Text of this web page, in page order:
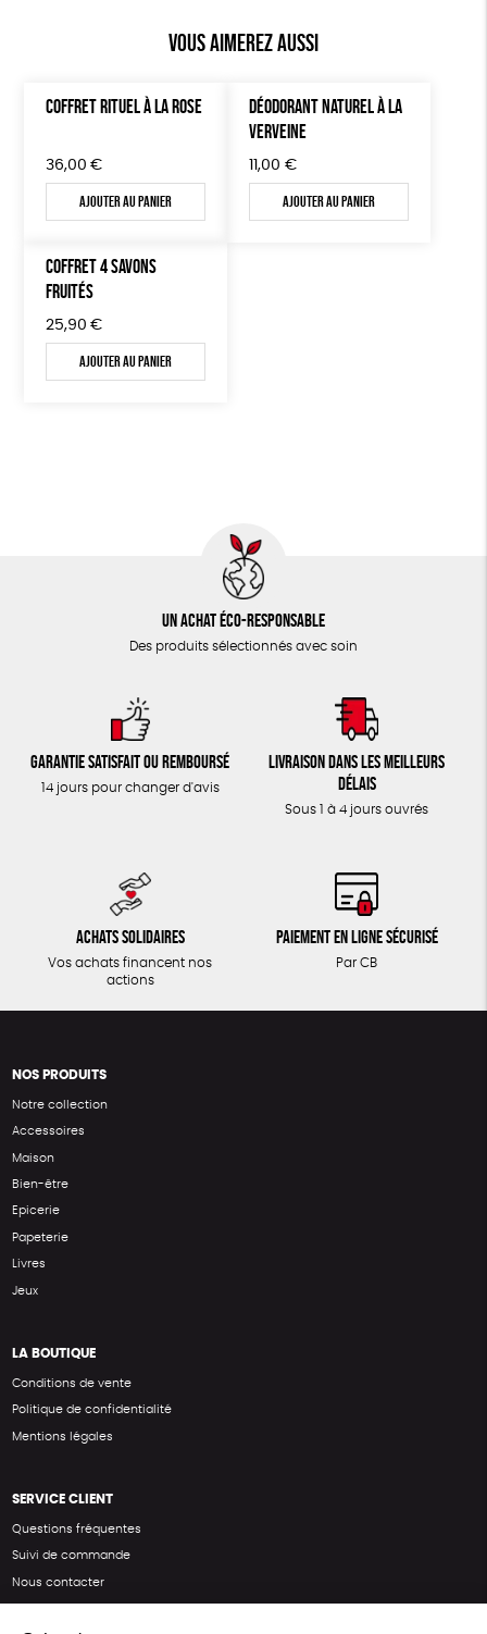
Vous aimerez aussi
COFFRET RITUEL À LA ROSE
36,00 €
Ajouter au panier
DÉODORANT NATUREL À LA
VERVEINE
11,00 €
Ajouter au panier
COFFRET 4 SAVONS
FRUITÉS
25,90 €
Ajouter au panier
Un achat éco-responsable
Des produits sélectionnés avec soin
Garantie satisfait ou remboursé
14 jours pour changer d'avis
Livraison dans les meilleurs
délais
Sous 1 à 4 jours ouvrés
Achats solidaires
Vos achats financent nos
actions
Paiement en ligne sécurisé
Par CB
NOS PRODUITS
Notre collection
Accessoires
Maison
Bien-être
Epicerie
Papeterie
Livres
Jeux
LA BOUTIQUE
Conditions de vente
Politique de confidentialité
Mentions légales
SERVICE CLIENT
Questions fréquentes
Suivi de commande
Nous contacter